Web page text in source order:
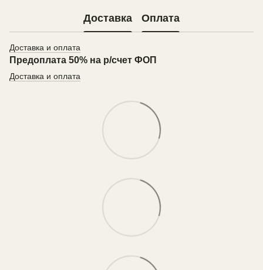
Доставка Оплата
Доставка и оплата
Предоплата 50% на р/счет ФОП
Доставка и оплата